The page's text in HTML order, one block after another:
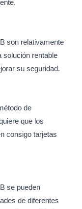
son relativamente
solución rentable
su seguridad.
de
que los
consigo tarjetas
se pueden
de diferentes